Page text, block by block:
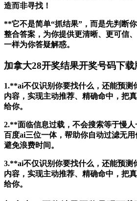
造而非寻找！
**它不是简单“抓结果”，而是先判断
整合答案，为你提供更清晰、更可信
一样为你答疑解惑。
加拿大28开奖结果开奖号码下
1.**ai不仅识别你要找什么，还能预测
内容，实现主动推荐、精确命中，把
给你。
2.**面临信息过载，不会搜索等于慢人
百度ai三位一体，帮助你自动过滤无用
避免浪费时间。
3.**ai不仅识别你要找什么，还能预测
内容，实现主动推荐、精确命中，把
给你。